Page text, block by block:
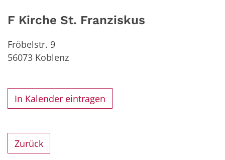
F Kirche St. Franziskus
Fröbelstr. 9
56073 Koblenz
In Kalender eintragen
Zurück